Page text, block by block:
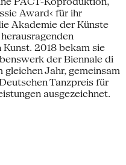
Award‹ für ihr
Akademie der Künste
2018 bekam sie
der Biennale di
Jahr, gemeinsam
Tanzpreis für
ausgezeichnet.